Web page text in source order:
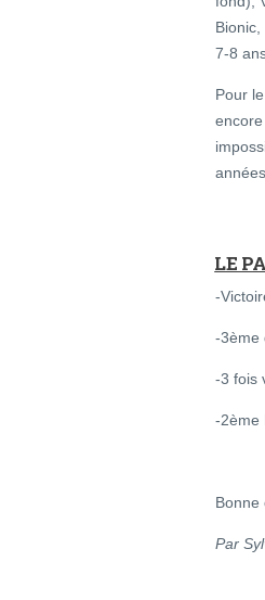
7-8
Pour
LE
-
-3ème
-3 fois
-2ème
Bonne
Par